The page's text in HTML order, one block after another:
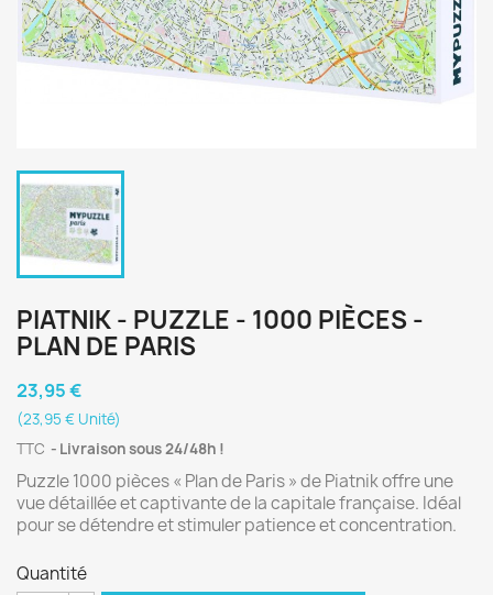
PIATNIK - PUZZLE - 1000 PIÈCES -
PLAN DE PARIS
23,95 €
(23,95 € Unité)
TTC
Livraison sous 24/48h !
Puzzle 1000 pièces « Plan de Paris » de Piatnik offre une
vue détaillée et captivante de la capitale française. Idéal
pour se détendre et stimuler patience et concentration.
Quantité